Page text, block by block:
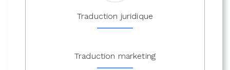
Traduction juridique
Traduction marketing